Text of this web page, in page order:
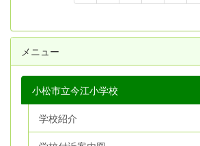
メニュー
小松市立今江小学校
学校紹介